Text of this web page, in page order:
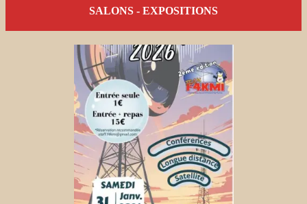
SALONS - EXPOSITIONS